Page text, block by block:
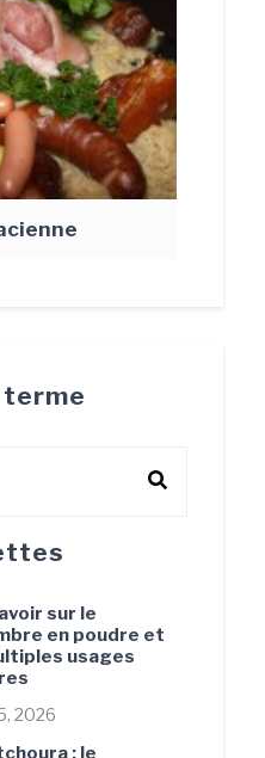
terme
sur le
en poudre et
usages
2026
: le